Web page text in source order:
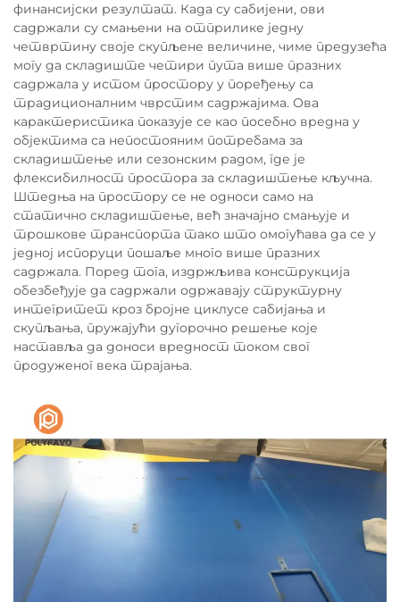
финансијски резултат. Када су сабијени, ови
садржали су смањени на отприлике једну
четвртину своје скупљене величине, чиме предузећа
могу да складиште четири пута више празних
садржала у истом простору у поређењу са
традиционалним чврстим садржајима. Ова
карактеристика показује се као посебно вредна у
објектима са непостояним потребама за
складиштење или сезонским радом, где је
флексибилност простора за складиштење кључна.
Штедња на простору се не односи само на
статично складиштење, већ значајно смањује и
трошкове транспорта тако што омогућава да се у
једној испоруци пошаље много више празних
садржала. Поред тога, издржљива конструкција
обезбеђује да садржали одржавају структурну
интегритет кроз бројне циклусе сабијања и
скупљања, пружајући дугорочно решење које
наставља да доноси вредност током свог
продуженог векa трајања.